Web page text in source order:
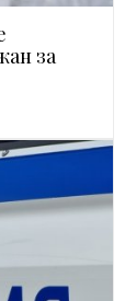
за